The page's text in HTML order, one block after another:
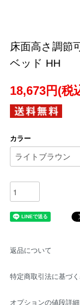
床面高さ調節
ベッド HH
18,673円(税
カラー
返品について
特定商取引法に基づ
オプションの値段詳細